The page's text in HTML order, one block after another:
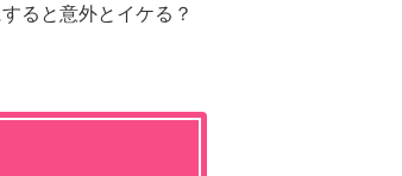
ると意外とイケる？